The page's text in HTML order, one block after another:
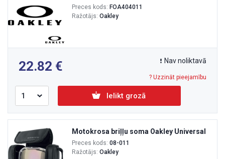
Preces kods: FOA404011
Ražotājs: Oakley
22.82 Nav noliktavā
? Uzzināt pieejamību
Ielikt grozā
Motokrosa briļļu soma Oakley Universal
Preces kods: 08-011
Ražotājs: Oakley